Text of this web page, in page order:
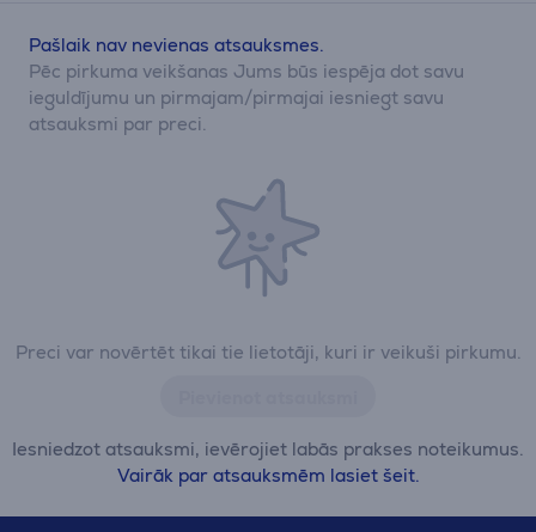
Preci var novērtēt tikai tie lietotāji, kuri ir veikuši pirkumu.
Iesniedzot atsauksmi, ievērojiet labās prakses noteikumus.
Vairāk par atsauksmēm lasiet šeit.
Pašlaik nav nevienas atsauksmes.
Pēc pirkuma veikšanas Jums būs iespēja dot savu
ieguldījumu un pirmajam/pirmajai iesniegt savu
atsauksmi par preci.